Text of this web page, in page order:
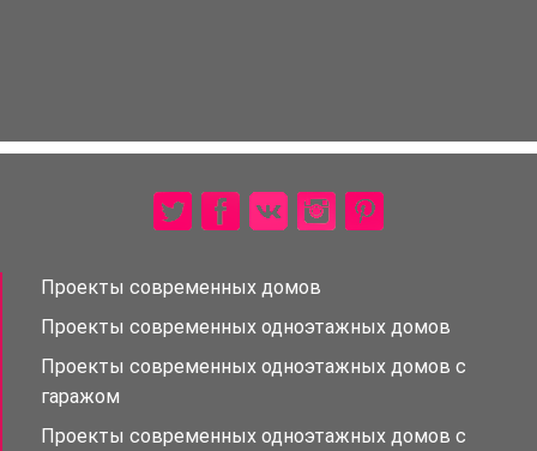
Проекты современных домов
Проекты современных одноэтажных домов
Проекты современных одноэтажных домов с
гаражом
Проекты современных одноэтажных домов с